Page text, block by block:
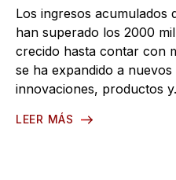
Los ingresos acumulados
han superado los 2000
crecido hasta contar con
se ha expandido a
innovaciones, productos
LEER MÁS